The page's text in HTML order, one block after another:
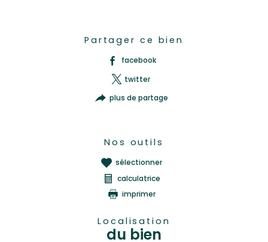
Partager ce bien
facebook
twitter
plus de partage
Nos outils
sélectionner
calculatrice
imprimer
Localisation
du bien